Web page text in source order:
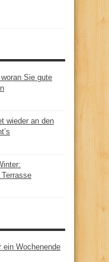
Sie gute
wieder an den
Wochenende